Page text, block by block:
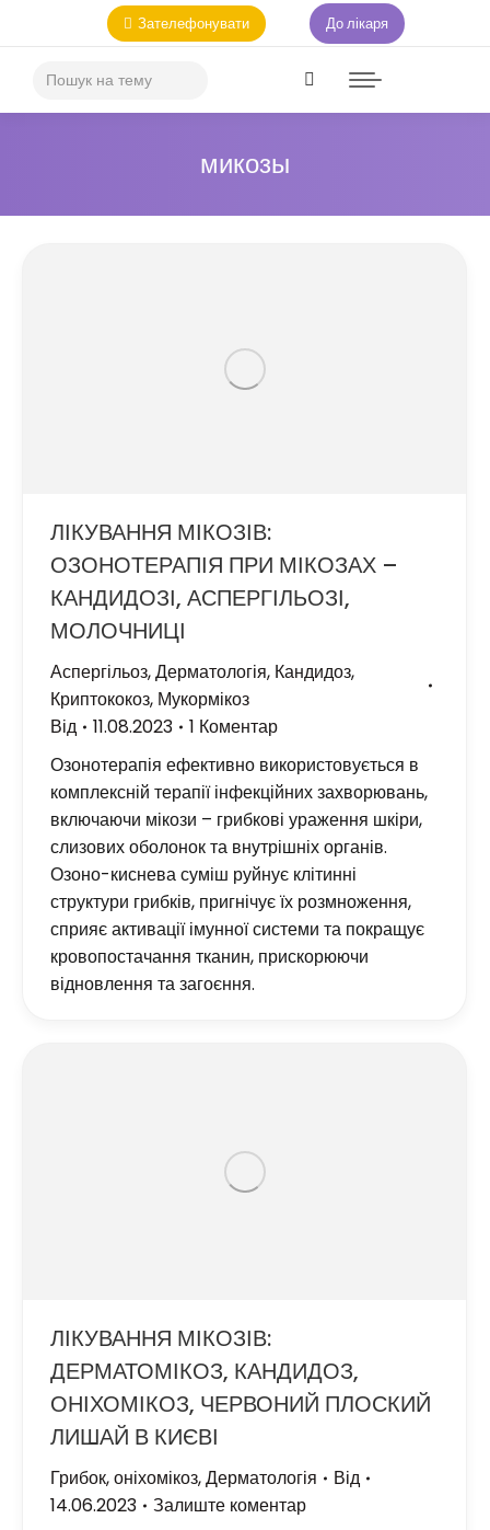
Зателефонувати До лікаря
микозы
ЛІКУВАННЯ МІКОЗІВ:
ОЗОНОТЕРАПІЯ ПРИ МІКОЗАХ –
КАНДИДОЗІ, АСПЕРГІЛЬОЗІ,
МОЛОЧНИЦІ
Аспергільоз,Дерматологія, Кандидоз,
Криптококоз, Мукормікоз
Від
11.08.2023
1 Коментар
Озонотерапія ефективно використовується в
комплексній терапії інфекційних захворювань,
включаючи мікози – грибкові ураження шкіри,
слизових оболонок та внутрішніх органів.
Озоно-киснева суміш руйнує клітинні
структури грибків, пригнічує їх розмноження,
сприяє активації імунної системи та покращує
кровопостачання тканин, прискорюючи
відновлення та загоєння.
ЛІКУВАННЯ МІКОЗІВ:
ДЕРМАТОМІКОЗ, КАНДИДОЗ,
ОНІХОМІКОЗ, ЧЕРВОНИЙ ПЛОСКИЙ
ЛИШАЙ В КИЄВІ
Грибок, оніхомікоз,Дерматологія
Від
14.06.2023
Залиште коментар